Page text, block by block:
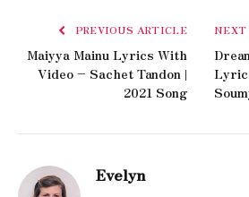
PREVIOUS ARTICLE
Maiyya Mainu Lyrics With
Video – Sachet Tandon |
2021 Song
NEXT
Evelyn